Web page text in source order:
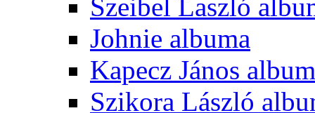
Szeibel Laszló
Johnie albuma
Kapecz János
Szikora László